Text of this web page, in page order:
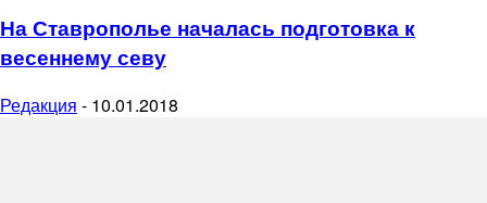
На Ставрополье началась подготовка к
весеннему севу
Редакция - 10.01.2018